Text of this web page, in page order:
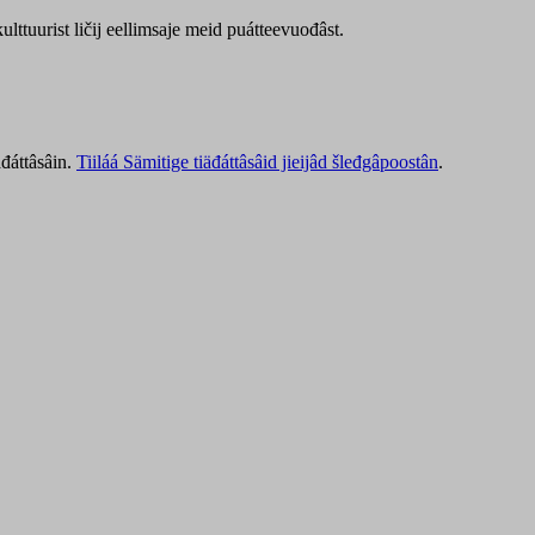
ličij eellimsaje meid puátteevuođâst.
Tiiláá Sämitige tiäđáttâsâid jieijâd šleđgâpoostân.